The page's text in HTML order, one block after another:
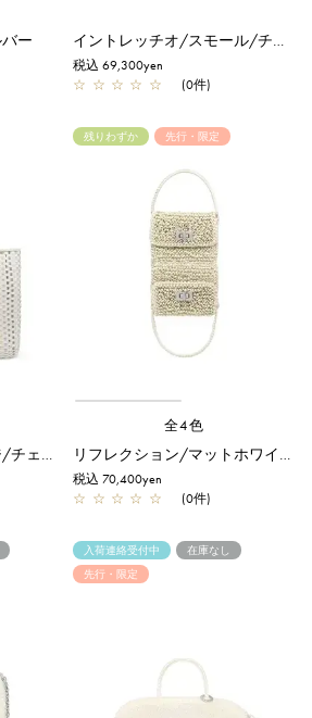
ー イントレッチオ/スモール/チェーロミックス
税込 69,300yen
☆ ☆ ☆ ☆ ☆ (0件)
イントレッチオ/ラージ/チェーロミックス
残りわずか 先行・限定
全4色
リフレクション/マットホワイト【一部店舗先行販売商品】
税込 70,400yen
☆ ☆ ☆ ☆ ☆ (0件)
入荷連絡受付中
在庫なし
先行・限定